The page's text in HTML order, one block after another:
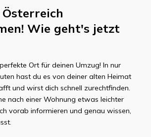
Österreich
Wie geht's jetzt
Ort für deinen Umzug! In nur
hast du es von deiner alten Heimat
und wirst dich schnell zurechtfinden.
nach einer Wohnung etwas leichter
vorab informieren und genau wissen,